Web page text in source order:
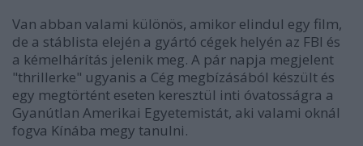
Van abban valami különös, amikor elindul egy film,
de a stáblista elején a gyártó cégek helyén az FBI és
a kémelhárítás jelenik meg. A pár napja megjelent
"thrillerke" ugyanis a Cég megbízásából készült és
egy megtörtént eseten keresztül inti óvatosságra a
Gyanútlan Amerikai Egyetemistát, aki valami oknál
fogva Kínába megy tanulni.